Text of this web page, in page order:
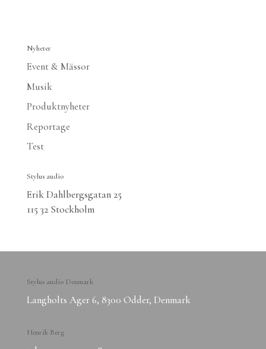
Nyheter
Event & Mässor
Musik
Produktnyheter
Reportage
Test
Stylus audio
Erik Dahlbergsgatan 25
115 32 Stockholm
Stylus audio Denmark
Langholts Ager 6, 8300 Odder, Denmark
Henrik Berg